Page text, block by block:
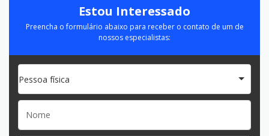
Estou Interessado
Preencha o formulário abaixo para receber o contato de um de
nossos especialistas:
Pessoa física